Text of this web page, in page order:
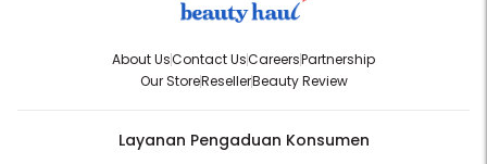
About UsContact UsCareersPartnership
Our StoreResellerBeauty Review
Layanan Pengaduan Konsumen